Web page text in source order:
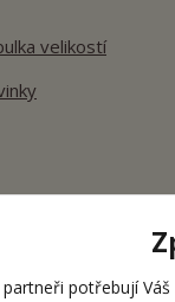
velikostí
potřebují Váš